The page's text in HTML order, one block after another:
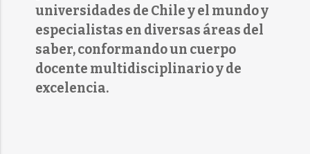
universidades de Chile y el mundo y
especialistas en diversas áreas del
saber, conformando un cuerpo
docente multidisciplinario y de
excelencia.